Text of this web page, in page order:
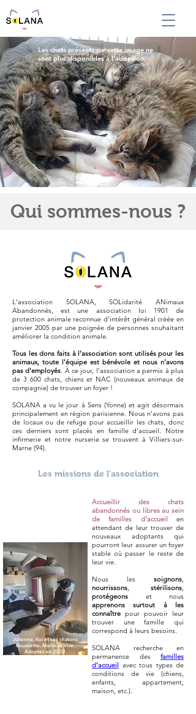
Les chats présents sur cette image ne
sont plus disponibles à l'adoption.
Qui sommes-nous ?
L'association SOLANA, SOLidarité ANimaux
Abandonnés, est une association loi 1901 de
protection animale reconnue d'intérêt général créée en
janvier 2005 par une poignée de personnes souhaitant
améliorer la condition animale.
Tous les dons faits à l'association sont utilisés pour les
animaux, toute l'équipe est bénévole et nous n'avons
pas d'employés. À ce jour, l'association a permis à plus
de 3 600 chats, chiens et NAC (nouveaux animaux de
compagnie) de trouver un foyer !
SOLANA a vu le jour à Sens (Yonne) et agit désormais
principalement en région parisienne. Nous n'avons pas
de locaux ou de refuge pour accueillir les chats, donc
ces derniers sont placés en famille d'accueil. Notre
infirmerie et notre nurserie se trouvent à Villiers-sur-
Marne (94).
Les missions de l'association
Julienne, Koi et ses chatons
Roussette, Marlin et Vive.
Adoptés en 2022.
Accueillir des chats
abandonnés ou libres au sein
de familles d'accueil
en
attendant de leur trouver de
nouveaux adoptants qui
pourront leur assurer un foyer
stable où passer le reste de
leur vie.
Nous les soignons,
nourrissons, stérilisons,
protégeons et nous
apprenons surtout à les
connaître pour pouvoir leur
trouver une famille qui
correspond à leurs besoins.
SOLANA recherche en
permanence des familles
d'accueil avec tous types de
conditions de vie (chiens,
enfants, appartement,
maison, etc.).